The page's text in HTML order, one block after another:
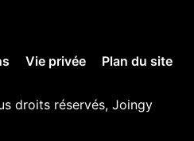
Vie privée Plan du site
droits réservés, Joingy